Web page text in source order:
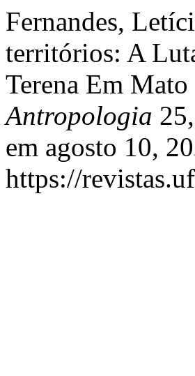
Fernandes,
territórios: A
Terena Em
Antropologia
em agosto 10,
https://